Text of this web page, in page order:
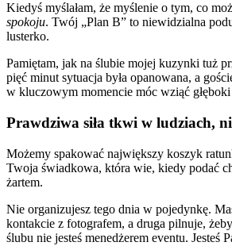
Kiedyś myślałam, że myślenie o tym, co
spokoju. Twój „Plan B” to niewidzialna
lusterko.
Pamiętam, jak na ślubie mojej kuzynki tuż
pięć minut sytuacja była opanowana, a
w kluczowym momencie móc wziąć
Prawdziwa siła tkwi w ludziach,
Możemy spakować największy koszyk
Twoja świadkowa, która wie, kiedy podać
żartem.
Nie organizujesz tego dnia w pojedynkę.
kontakcie z fotografem, a druga pilnuje,
ślubu nie jesteś menedżerem eventu. Jesteś